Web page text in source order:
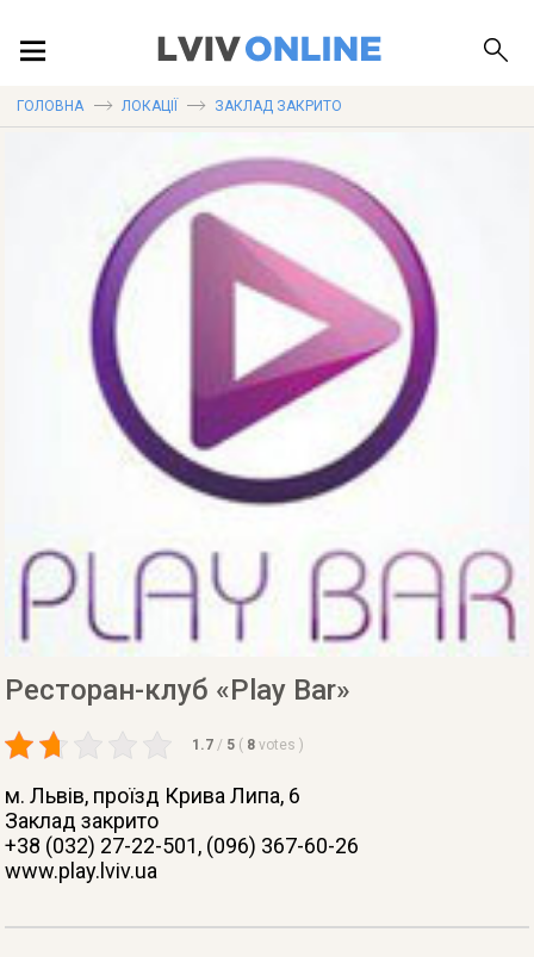
ПУБЛІКАЦІЇ
ДОВІДКА
ГОЛОВНА ЛОКАЦІЇ ЗАКЛАД ЗАКРИТО
Ресторан-клуб «Play Bar»
1.7 / 5 ( 8 votes )
м. Львів, проїзд Крива Липа, 6
Заклад закрито
+38 (032) 27-22-501, (096) 367-60-26
www.play.lviv.ua